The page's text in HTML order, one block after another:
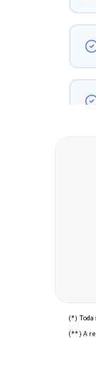
(*)
(**) A